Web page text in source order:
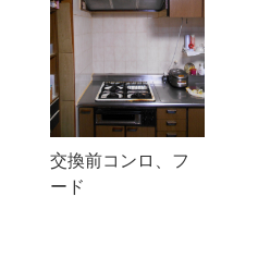
交換前コンロ、フ
ード